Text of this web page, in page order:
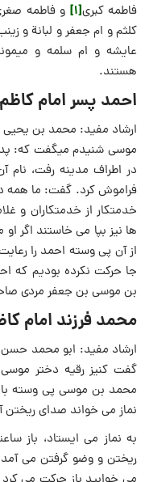
فاطمه كبرى[1]
و فاطمه
كلثم و ام جعفر و لبانة و
عایشه و ام سلمه و
هستند.
احمد پسر امام
ارشاد مفید: محمد بن
موسى شنیدم میگفت كه:
در اطراف مدینه رفت، نام
فراموش كرد. گفت: ما همه
خدمتكار از خدمتكاران و
ها نیز بپا می خاستند اگر
از آن پی وسته احمد را
جا حركت نكرده بودیم كه
بن موسى بن جعفر مردى
محمد فرزند امام
ارشاد مفید: ابو محمد
گفت كنیز رقیه دختر
محمد بن موسى پی وسته
نماز می خواند صداى ریختن
به نماز می ایستاد، باز
ریختن و وضو گرفتن مى ‏آمد